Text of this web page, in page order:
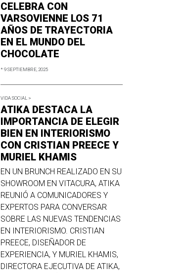
CELEBRA CON
VARSOVIENNE LOS 71
AÑOS DE TRAYECTORIA
EN EL MUNDO DEL
CHOCOLATE
* 9 SEPTIEMBRE, 2025
VIDA SOCIAL >
ATIKA DESTACA LA
IMPORTANCIA DE ELEGIR
BIEN EN INTERIORISMO
CON CRISTIAN PREECE Y
MURIEL KHAMIS
EN UN BRUNCH REALIZADO EN SU
SHOWROOM EN VITACURA, ATIKA
REUNIÓ A COMUNICADORES Y
EXPERTOS PARA CONVERSAR
SOBRE LAS NUEVAS TENDENCIAS
EN INTERIORISMO. CRISTIAN
PREECE, DISEÑADOR DE
EXPERIENCIA, Y MURIEL KHAMIS,
DIRECTORA EJECUTIVA DE ATIKA,